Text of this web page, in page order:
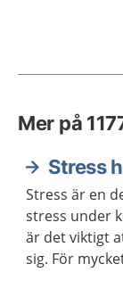
Mer på
Stress
Stress är en
stress under
är det viktigt
sig. För